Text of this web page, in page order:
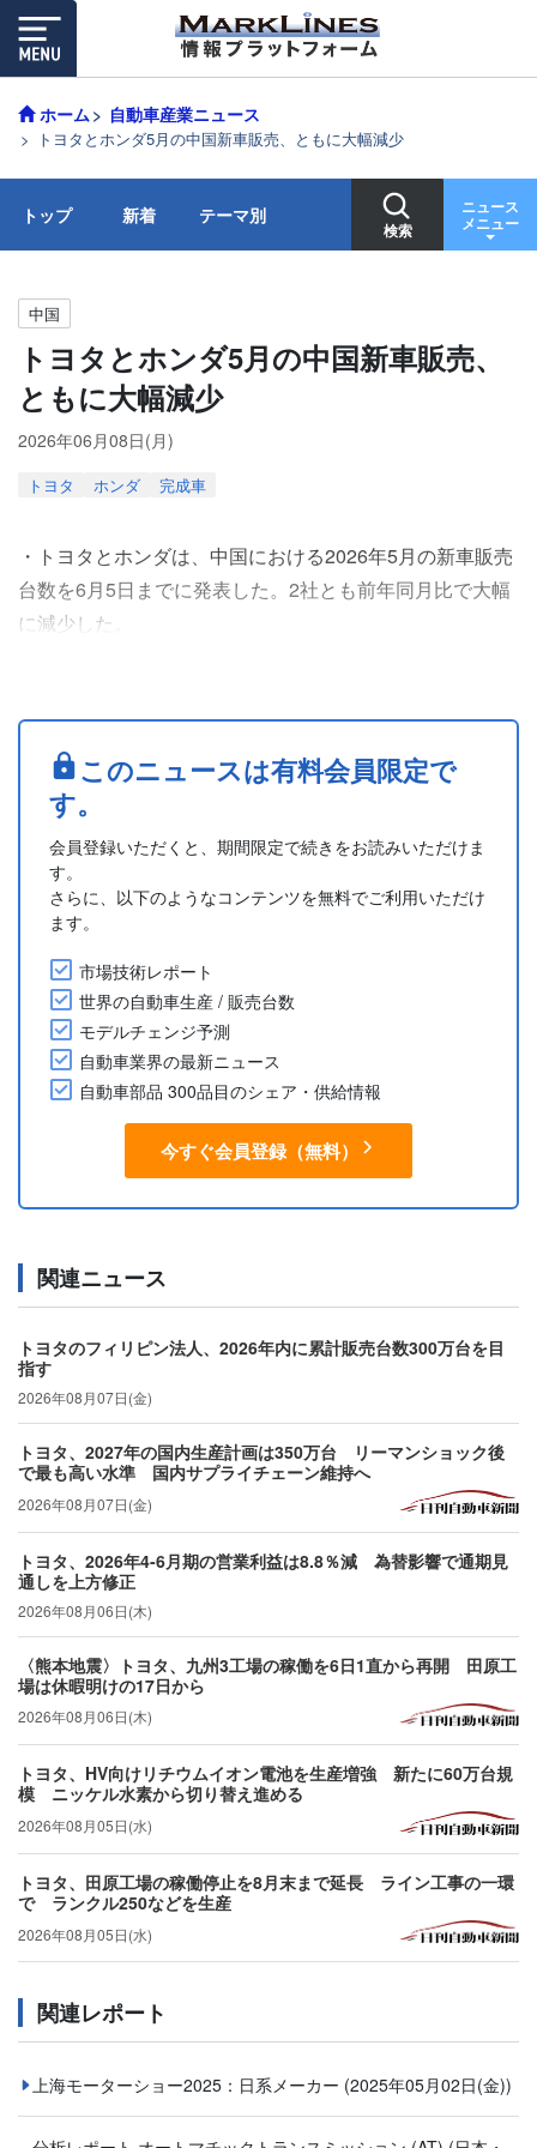
ホーム 自動車産業ニュース
トヨタとホンダ5月の中国新車販売、ともに大幅減少
トップ 新着 テーマ別
検索
ニュース
メニュー
中国
トヨタとホンダ5月の中国新車販売、
ともに大幅減少
2026年06月08日(月)
トヨタ ホンダ 完成車
・トヨタとホンダは、中国における2026年5月の新車販売
台数を6月5日までに発表した。2社とも前年同月比で大幅
に減少した。
比14.8%減の57万9,400台となった。ブランド別では、広
汽トヨタの5月の販売は5万5,048台で、電気自動車(EV)の
「bZ (鉑智)」シリーズの5月の販売は1万73台となり、全
体の18%を....
このニュースは有料会員限定で
す。
会員登録いただくと、期間限定で続きをお読みいただけま
す。
さらに、以下のようなコンテンツを無料でご利用いただけ
ます。
市場技術レポート
世界の自動車生産 / 販売台数
モデルチェンジ予測
自動車業界の最新ニュース
自動車部品 300品目のシェア・供給情報
今すぐ会員登録（無料）
関連ニュース
トヨタのフィリピン法人、2026年内に累計販売台数300万台を目
指す
2026年08月07日(金)
トヨタ、2027年の国内生産計画は350万台 リーマンショック後
で最も高い水準 国内サプライチェーン維持へ
2026年08月07日(金)
トヨタ、2026年4-6月期の営業利益は8.8％減 為替影響で通期見
通しを上方修正
2026年08月06日(木)
〈熊本地震〉トヨタ、九州3工場の稼働を6日1直から再開 田原工
場は休暇明けの17日から
2026年08月06日(木)
トヨタ、HV向けリチウムイオン電池を生産増強 新たに60万台規
模 ニッケル水素から切り替え進める
2026年08月05日(水)
トヨタ、田原工場の稼働停止を8月末まで延長 ライン工事の一環
で ランクル250などを生産
2026年08月05日(水)
関連レポート
上海モーターショー2025：日系メーカー (2025年05月02日(金))